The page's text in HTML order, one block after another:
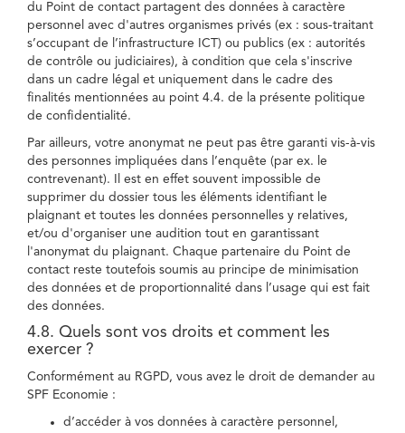
du Point de contact partagent des données à caractère
personnel avec d'autres organismes privés (ex : sous-traitant
s’occupant de l’infrastructure ICT) ou publics (ex : autorités
de contrôle ou judiciaires), à condition que cela s'inscrive
dans un cadre légal et uniquement dans le cadre des
finalités mentionnées au point 4.4. de la présente politique
de confidentialité.
Par ailleurs, votre anonymat ne peut pas être garanti vis-à-vis
des personnes impliquées dans l’enquête (par ex. le
contrevenant). Il est en effet souvent impossible de
supprimer du dossier tous les éléments identifiant le
plaignant et toutes les données personnelles y relatives,
et/ou d'organiser une audition tout en garantissant
l'anonymat du plaignant. Chaque partenaire du Point de
contact reste toutefois soumis au principe de minimisation
des données et de proportionnalité dans l’usage qui est fait
des données.
4.8. Quels sont vos droits et comment les
exercer ?
Conformément au RGPD, vous avez le droit de demander au
SPF Economie :
d’accéder à vos données à caractère personnel,